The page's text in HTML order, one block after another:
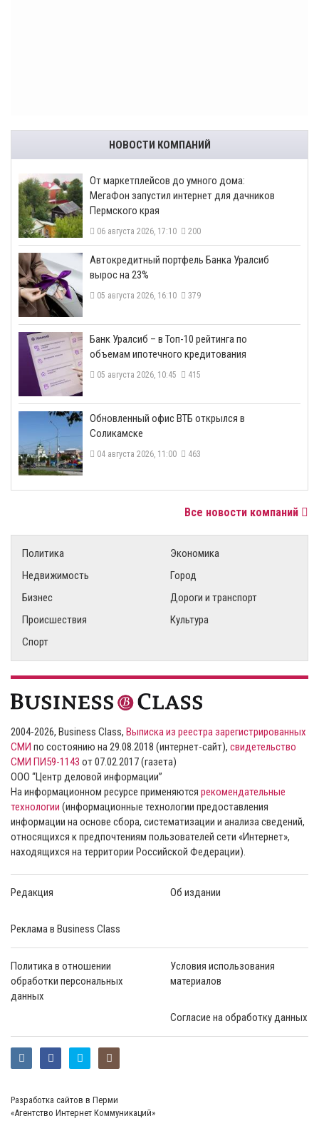
НОВОСТИ КОМПАНИЙ
От маркетплейсов до умного дома:
МегаФон запустил интернет для дачников
Пермского края
06 августа 2026, 17:10 200
​Автокредитный портфель Банка Уралсиб
вырос на 23%
05 августа 2026, 16:10 379
​Банк Уралсиб – в Топ-10 рейтинга по
объемам ипотечного кредитования
05 августа 2026, 10:45 415
​Обновленный офис ВТБ открылся в
Соликамске
04 августа 2026, 11:00 463
Все новости компаний
Политика
Экономика
Недвижимость
Город
Бизнес
Дороги и транспорт
Происшествия
Культура
Спорт
2004-2026, Business Class, Выписка из реестра зарегистрированных
СМИ по состоянию на 29.08.2018 (интернет-сайт), свидетельство
СМИ ПИ59-1143 от 07.02.2017 (газета)
ООО “Центр деловой информации”
На информационном ресурсе применяются рекомендательные
технологии (информационные технологии предоставления
информации на основе сбора, систематизации и анализа сведений,
относящихся к предпочтениям пользователей сети «Интернет»,
находящихся на территории Российской Федерации).
Редакция Об издании
Реклама в Business Class
Политика в отношении
обработки персональных
данных
Условия использования
материалов
Согласие на обработку данных
Разработка сайтов в Перми
«Агентство Интернет Коммуникаций»